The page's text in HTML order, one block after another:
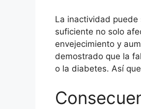
La inactividad puede
suficiente no solo
envejecimiento y
demostrado que la
o la diabetes. Así